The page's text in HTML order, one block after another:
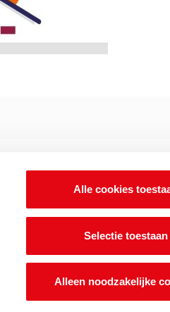
Alle cookies
Selectie toestaan
Alleen noodzakelijke
OMWB [in Beeld]
ontvangen?